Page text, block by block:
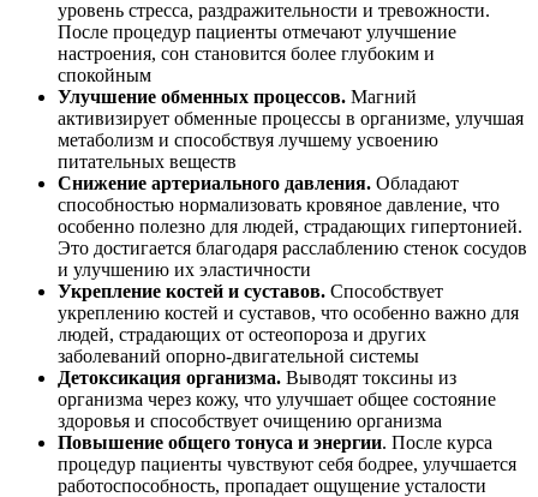
уровень стресса, раздражительности и тревожности.
После процедур пациенты отмечают улучшение
настроения, сон становится более глубоким и
спокойным
Улучшение обменных процессов. Магний
активизирует обменные процессы в организме, улучшая
метаболизм и способствуя лучшему усвоению
питательных веществ
Снижение артериального давления. Обладают
способностью нормализовать кровяное давление, что
особенно полезно для людей, страдающих гипертонией.
Это достигается благодаря расслаблению стенок сосудов
и улучшению их эластичности
Укрепление костей и суставов. Способствует
укреплению костей и суставов, что особенно важно для
людей, страдающих от остеопороза и других
заболеваний опорно-двигательной системы
Детоксикация организма. Выводят токсины из
организма через кожу, что улучшает общее состояние
здоровья и способствует очищению организма
Повышение общего тонуса и энергии. После курса
процедур пациенты чувствуют себя бодрее, улучшается
работоспособность, пропадает ощущение усталости